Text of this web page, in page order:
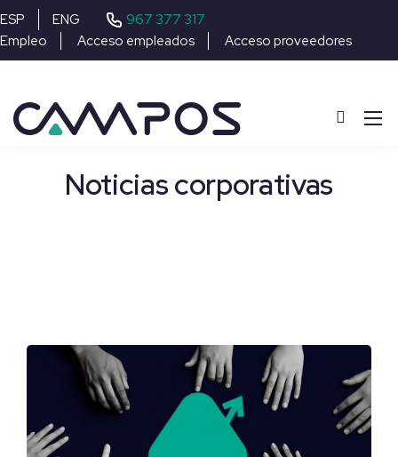
ESP ENG 967 377 317
Empleo Acceso empleados Acceso proveedores
Noticias corporativas